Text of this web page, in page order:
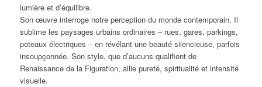
lumière et d’équilibre.
Son œuvre interroge notre perception du monde contemporain. Il
sublime les paysages urbains ordinaires – rues, gares, parkings,
poteaux électriques – en révélant une beauté silencieuse, parfois
insoupçonnée. Son style, que d’aucuns qualifient de
Renaissance de la Figuration, allie pureté, spiritualité et intensité
visuelle.